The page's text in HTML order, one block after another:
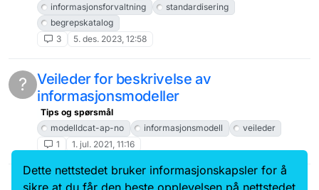
informasjonsforvaltning
standardisering
begrepskatalog
3
5. des. 2023, 12:58
?
Veileder for beskrivelse av
informasjonsmodeller
Tips og spørsmål
modelldcat-ap-no
informasjonsmodell
veileder
1
1. jul. 2021, 11:16
Data.norge.no Kontakt oss
Dette nettstedet bruker informasjonskapsler for å
sikre at du får den beste opplevelsen på nettstedet